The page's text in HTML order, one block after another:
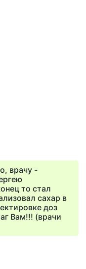
врачу -
то стал
сахар в
доз
Вам!!! (врачи